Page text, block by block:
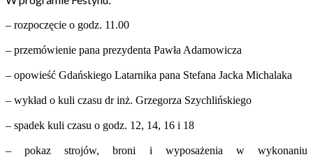
– rozpoczęcie o godz. 11.00
– przemówienie pana prezydenta Pawła Adamowicza
– opowieść Gdańskiego Latarnika pana Stefana Jacka Michalaka
– wykład o kuli czasu dr inż. Grzegorza Szychlińskiego
– spadek kuli czasu o godz. 12, 14, 16 i 18
– pokaz strojów, broni i wyposażenia w wykonaniu